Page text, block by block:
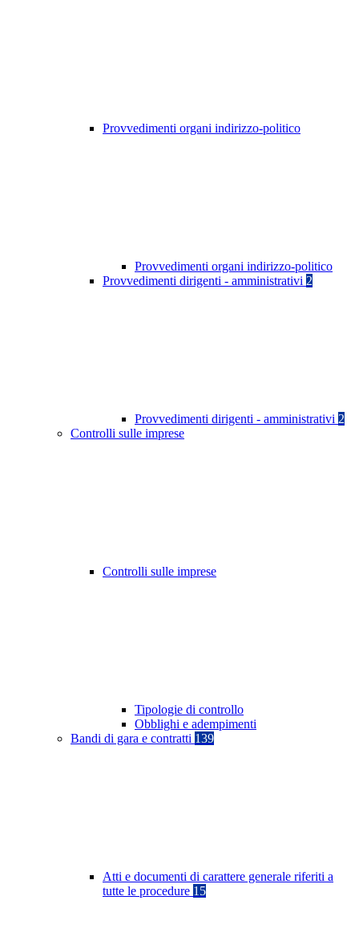
Provvedimenti organi indirizzo-politico
Provvedimenti organi indirizzo-politico
Provvedimenti dirigenti - amministrativi 2
Provvedimenti dirigenti - amministrativi 2
Controlli sulle imprese
Controlli sulle imprese
Tipologie di controllo
Obblighi e adempimenti
Bandi di gara e contratti 139
Atti e documenti di carattere generale riferiti a
tutte le procedure 15